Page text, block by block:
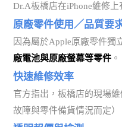
Dr.A板橋店在iPhone維修上
原廠零件使用／品質要
因為屬於Apple原廠零件獨
廠電池與原廠螢幕等零件 。
快速維修效率
官方指出，板橋店的現場
故障與零件備貨情況而定